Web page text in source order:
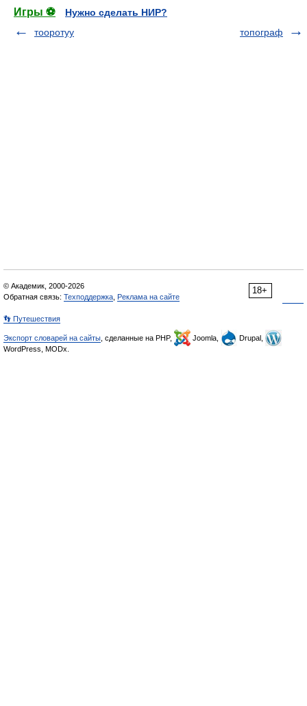
Игры ⚽
Нужно сделать НИР?
тооротуу
топограф
18+
© Академик, 2000-2026
Обратная связь: Техподдержка Реклама на сайте
👣 Путешествия
Экспорт словарей на сайты , сделанные на PHP, Joomla,
Drupal,
WordPress, MODx.